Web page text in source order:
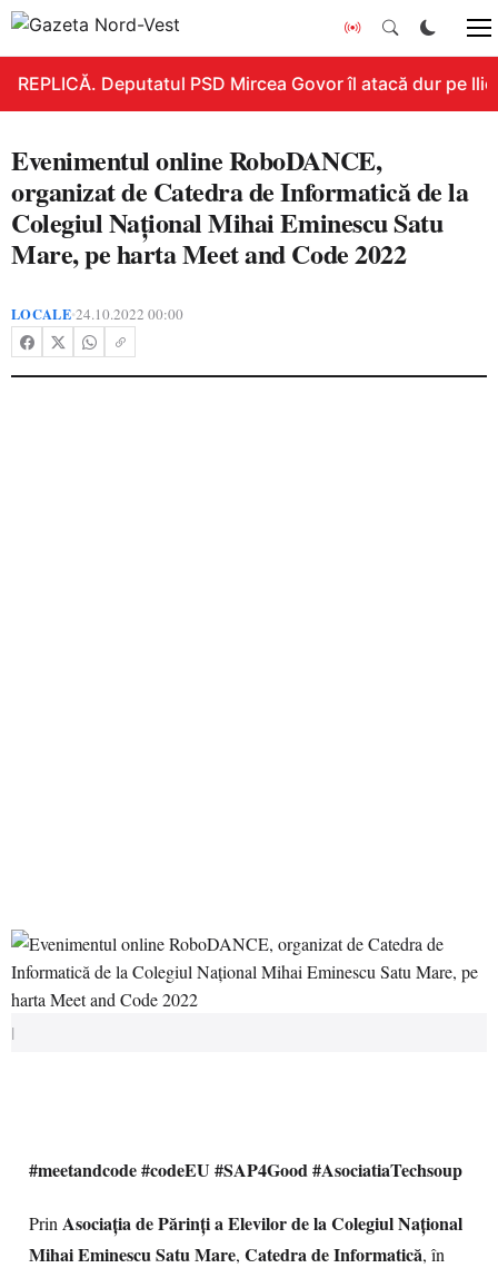
REPLICĂ. Deputatul PSD Mircea Govor îl atacă dur pe
Evenimentul online RoboDANCE,
organizat de Catedra de Informatică de la
Colegiul Național Mihai Eminescu Satu
Mare, pe harta Meet and Code 2022
LOCALE•24.10.2022 00:00
|
#meetandcode #codeEU #SAP4Good #AsociatiaTechsoup
PrinAsociația de Părinți a Elevilor de la Colegiul Național
Mihai Eminescu Satu Mare, Catedra de Informatică, în